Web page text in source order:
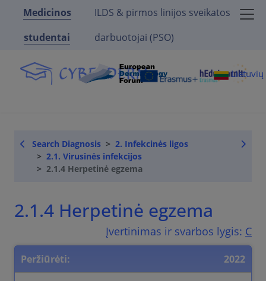
Medicinos
studentai
ILDS & pirmos linijos sveikatos
darbuotojai (PSO)
Lietuvių
Search Diagnosis
2. Infekcinės ligos
2.1. Virusinės infekcijos
2.1.4 Herpetinė egzema
2.1.4 Herpetinė egzema
Įvertinimas ir svarbos lygis: C
Peržiūrėti: 2022